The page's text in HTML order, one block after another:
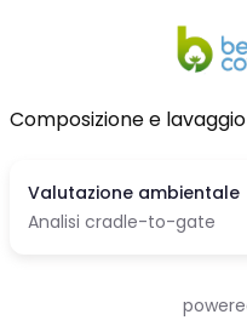
Composizione e lavaggio